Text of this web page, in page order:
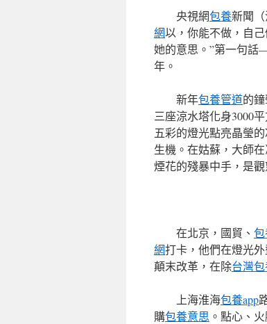
央視網包養新聞
網以，你能不做，自
她的意思。”第一句
年。
新年包養管道的
三座涼水塔化身3000
五彩的燈光點亮晶瑩
生機。在姑蘇，大師
煙花的殘暴中手，是
在北京，國貿、
網打卡，他們在燈光
顛末改革，在除台灣
上海淮海包養app
購包養意思 。點心、